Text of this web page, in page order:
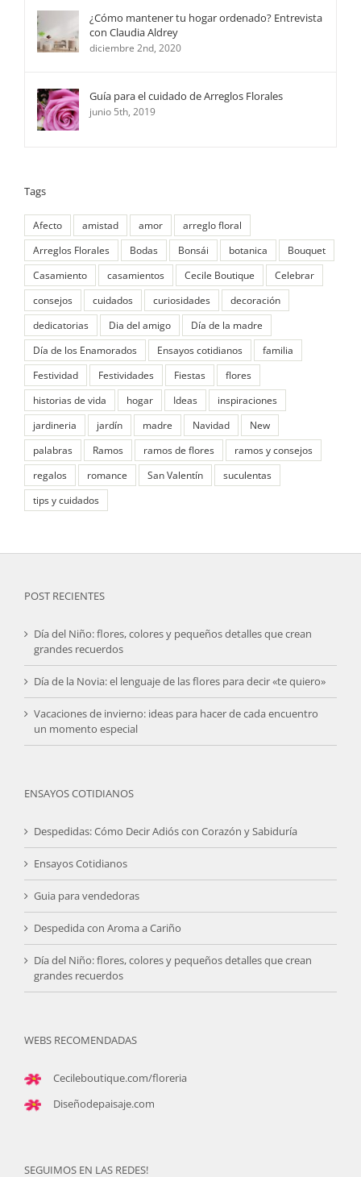
¿Cómo mantener tu hogar ordenado? Entrevista
con Claudia Aldrey
diciembre 2nd, 2020
Guía para el cuidado de Arreglos Florales
junio 5th, 2019
Tags
Afecto amistad amor
arreglo floral
Arreglos Florales
Bodas Bonsái botanica
Bouquet
Casamiento
casamientos Cecile Boutique
Celebrar
consejos
cuidados curiosidades
decoración
dedicatorias
Dia del amigo
Día de la madre
Día de los Enamorados
Ensayos cotidianos
familia
Festividad
Festividades Fiestas
flores
historias de vida
hogar Ideas
inspiraciones
jardineria
jardín madre Navidad
New
palabras
Ramos ramos de flores
ramos y consejos
regalos
romance San Valentín
suculentas
tips y cuidados
POST RECIENTES
Día del Niño: flores, colores y pequeños detalles que crean
grandes recuerdos
Día de la Novia: el lenguaje de las flores para decir «te quiero»
Vacaciones de invierno: ideas para hacer de cada encuentro
un momento especial
ENSAYOS COTIDIANOS
Despedidas: Cómo Decir Adiós con Corazón y Sabiduría
Ensayos Cotidianos
Guia para vendedoras
Despedida con Aroma a Cariño
Día del Niño: flores, colores y pequeños detalles que crean
grandes recuerdos
WEBS RECOMENDADAS
Cecileboutique.com/floreria
Diseñodepaisaje.com
SEGUIMOS EN LAS REDES!